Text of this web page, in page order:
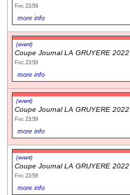
Fin: 23:59
more info
(event)
Coupe Journal LA GRUYERE 2022
Fin: 23:59
more info
(event)
Coupe Journal LA GRUYERE 2022
Fin: 23:59
more info
(event)
Coupe Journal LA GRUYERE 2022
Fin: 23:59
more info